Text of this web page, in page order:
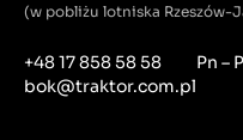
(w pobliżu lotniska Rzeszów-
+48 17 858 58 58
bok@traktor.com.pl
Pn –